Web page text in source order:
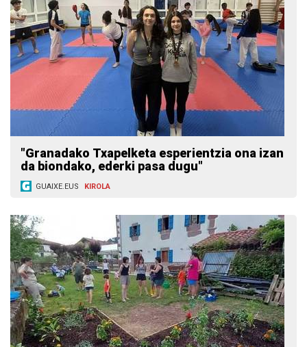
"Granadako Txapelketa esperientzia ona izan
da biondako, ederki pasa dugu"
GUAIXE.EUS KIROLA